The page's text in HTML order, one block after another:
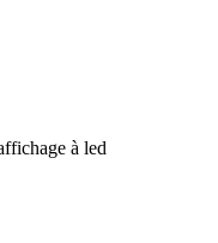
à led